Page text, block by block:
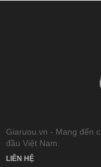
Giaruou.vn - Mang đến
đầu Việt Nam.
LIÊN HỆ